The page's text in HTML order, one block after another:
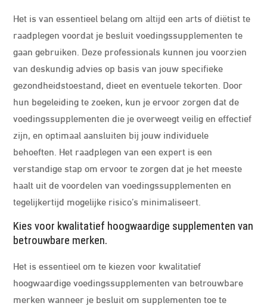
Het is van essentieel belang om altijd een arts of diëtist te
raadplegen voordat je besluit voedingssupplementen te
gaan gebruiken. Deze professionals kunnen jou voorzien
van deskundig advies op basis van jouw specifieke
gezondheidstoestand, dieet en eventuele tekorten. Door
hun begeleiding te zoeken, kun je ervoor zorgen dat de
voedingssupplementen die je overweegt veilig en effectief
zijn, en optimaal aansluiten bij jouw individuele
behoeften. Het raadplegen van een expert is een
verstandige stap om ervoor te zorgen dat je het meeste
haalt uit de voordelen van voedingssupplementen en
tegelijkertijd mogelijke risico’s minimaliseert.
Kies voor kwalitatief hoogwaardige supplementen van
betrouwbare merken.
Het is essentieel om te kiezen voor kwalitatief
hoogwaardige voedingssupplementen van betrouwbare
merken wanneer je besluit om supplementen toe te